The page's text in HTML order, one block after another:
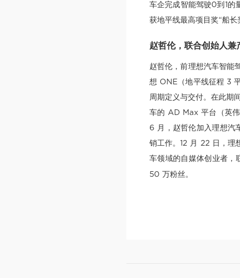
车企完成智能驾驶0到1的
获地平线最高项目奖“船长
赵哲伦，联合创始人兼
赵哲伦，前理想汽车智能
想 ONE（地平线征程 3
周期定义与交付。在此期
车的 AD Max 平台（英
6 月，赵哲伦加入理想汽
销工作。12 月 22 日，理
车领域的自媒体创业者，
50 万粉丝。